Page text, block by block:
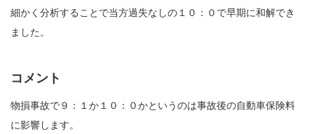
細かく分析することで当方過失なしの１０：０で早期に和解でき
ました。
コメント
物損事故で９：１か１０：０かというのは事故後の自動車保険料
に影響します。